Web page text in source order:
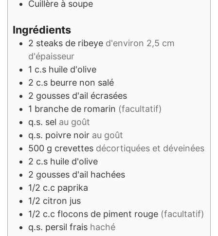
Cuillère à soupe
Ingrédients
2 steaks de ribeye d'environ 2,5 cm
d'épaisseur
1 c.s huile d'olive
2 c.s beurre non salé
2 gousses d'ail écrasées
1 branche de romarin (facultatif)
q.s. sel au goût
q.s. poivre noir au goût
500 g crevettes décortiquées et déveinées
2 c.s huile d'olive
2 gousses d'ail hachées
1/2 c.c paprika
1/2 citron jus
1/2 c.c flocons de piment rouge (facultatif)
q.s. persil frais haché